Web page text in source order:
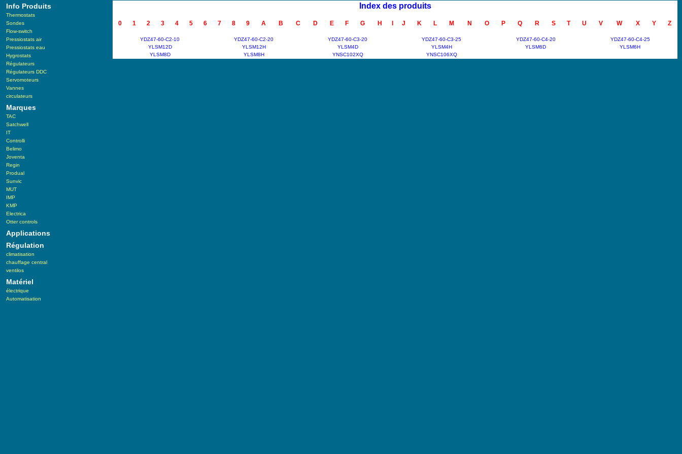
Info Produits
Thermostats
Sondes
Flow-switch
Pressiostats air
Pressiostats eau
Hygrostats
Régulateurs
Régulateurs DDC
Servomoteurs
Vannes
circulateurs
Marques
TAC
Satchwell
IT
Controlli
Belimo
Joventa
Regin
Produal
Sunvic
MUT
IMP
KMP
Electrica
Otter controls
Applications
Régulation
climatisation
chauffage central
ventilos
Matériel
électrique
Automatisation
Index des produits
0 1 2 3 4 5 6 7 8 9 A B C D E F G H J K L M N O P Q R S T U V W X Y Z
YDZ47-60-C2-10 YDZ47-60-C2-20 YDZ47-60-C3-20 YDZ47-60-C3-25 YDZ47-60-C4-20
YDZ47-60-C4-25
YLSM12D
YLSM12H YLSM4D YLSM4H YLSM6D
YLSM6H
YLSM8D
YLSM8H YNSC102XQ YNSC106XQ